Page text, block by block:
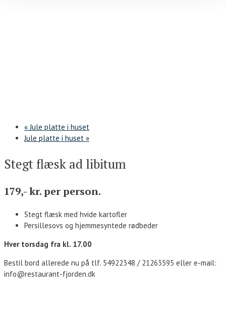
«Jule platte i huset
Jule platte i huset »
Stegt flæsk ad libitum
179,- kr. per person.
Stegt flæsk med hvide kartofler
Persillesovs og hjemmesyntede rødbeder
Hver torsdag fra kl. 17.00
Bestil bord allerede nu på tlf. 54922348 / 21263595 eller e-mail:
info@restaurant-fjorden.dk